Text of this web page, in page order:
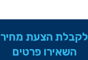
לקבלת הצעת מחיר
השאירו פרטים